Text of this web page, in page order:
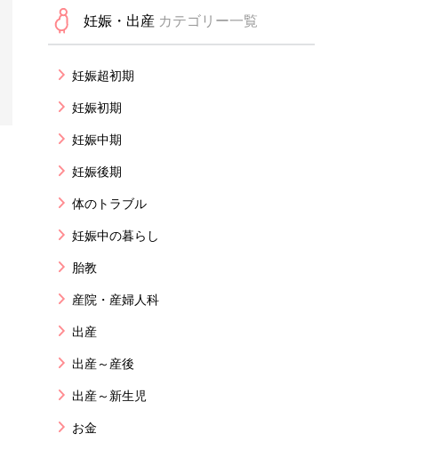
妊娠・出産 カテゴリー一覧
妊娠超初期
妊娠初期
妊娠中期
妊娠後期
体のトラブル
妊娠中の暮らし
胎教
産院・産婦人科
出産
出産～産後
出産～新生児
お金